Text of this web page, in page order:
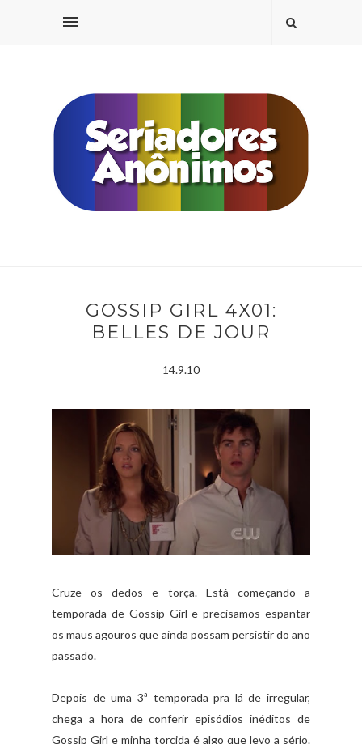
GOSSIP GIRL 4X01:
BELLES DE JOUR
14.9.10
Cruze os dedos e torça. Está começando a
temporada de Gossip Girl e precisamos espantar
os maus agouros que ainda possam persistir do ano
passado.
Depois de uma 3ª temporada pra lá de irregular,
chega a hora de conferir episódios inéditos de
Gossip Girl e minha torcida é algo que levo a sério.